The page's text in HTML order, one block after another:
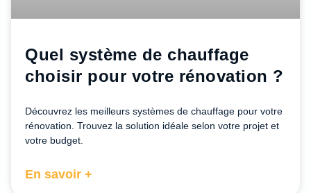
Quel système de chauffage
choisir pour votre rénovation ?
Découvrez les meilleurs systèmes de chauffage pour votre
rénovation. Trouvez la solution idéale selon votre projet et
votre budget.
En savoir +